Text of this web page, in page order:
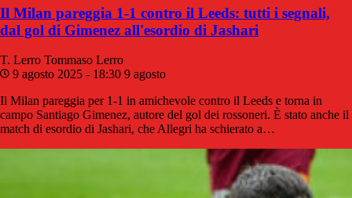
Il Milan pareggia 1-1 contro il Leeds: tutti i segnali,
dal gol di Gimenez all'esordio di Jashari
T. Lerro Tommaso Lerro
9 agosto 2025 - 18:30 9 agosto
Il Milan pareggia per 1-1 in amichevole contro il Leeds e torna in
campo Santiago Gimenez, autore del gol dei rossoneri. È stato anche il
match di esordio di Jashari, che Allegri ha schierato a…